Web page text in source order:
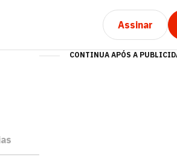
Assinar
CONTINUA APÓS A